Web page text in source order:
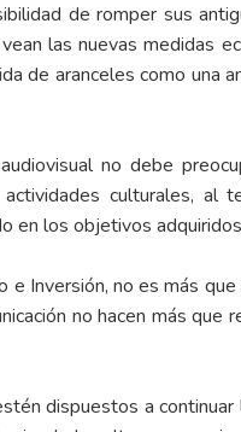
de romper sus
las nuevas medidas
de aranceles como una
no debe
culturales, al
en los objetivos
Inversión, no es más
no hacen más que
dispuestos a continuar